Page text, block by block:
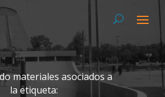
materiales asociados a
la etiqueta: